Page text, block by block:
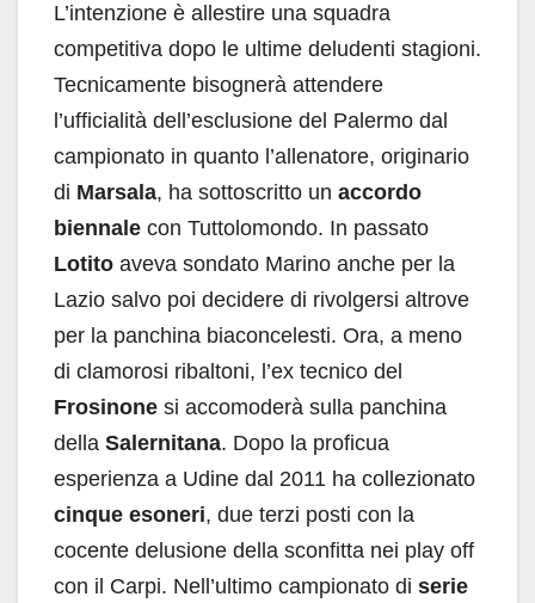
L’intenzione è allestire una squadra
competitiva dopo le ultime deludenti stagioni.
Tecnicamente bisognerà attendere
l’ufficialità dell’esclusione del Palermo dal
campionato in quanto l’allenatore, originario
di Marsala, ha sottoscritto un accordo
biennale con Tuttolomondo. In passato
Lotito aveva sondato Marino anche per la
Lazio salvo poi decidere di rivolgersi altrove
per la panchina biaconcelesti. Ora, a meno
di clamorosi ribaltoni, l’ex tecnico del
Frosinone si accomoderà sulla panchina
della Salernitana. Dopo la proficua
esperienza a Udine dal 2011 ha collezionato
cinque esoneri, due terzi posti con la
cocente delusione della sconfitta nei play off
con il Carpi. Nell’ultimo campionato di serie